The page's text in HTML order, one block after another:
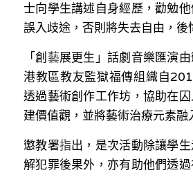
張美雄專欄
莊豪鋒專欄
香港科技專上書院｜專欄
士向學生講述自身經歷，勸勉
誤入歧途，否則將失去自由，後
「創 藝展更生」話劇音樂匯演
港教區教友監獄福傳組織自
透過藝術創作工作坊，協助在
建價值觀，並將藝術治療元素融
懲教署指出，是次活動除讓學
解犯罪後果外，亦有助他們透